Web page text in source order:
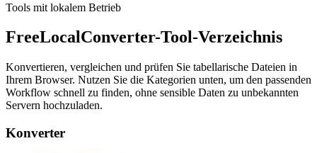
Tools mit lokalem Betrieb
FreeLocalConverter-Tool-Verzeichnis
Konvertieren, vergleichen und prüfen Sie tabellarische Dateien in
Ihrem Browser. Nutzen Sie die Kategorien unten, um den passenden
Workflow schnell zu finden, ohne sensible Daten zu unbekannten
Servern hochzuladen.
Konverter